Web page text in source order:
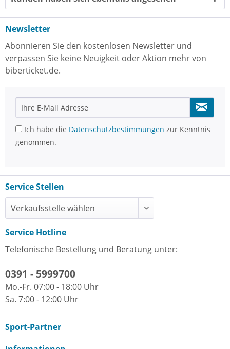
Newsletter
Abonnieren Sie den kostenlosen Newsletter und
verpassen Sie keine Neuigkeit oder Aktion mehr von
biberticket.de.
Ich habe die Datenschutzbestimmungen zur Kenntnis
genommen.
Service Stellen
Service Hotline
Telefonische Bestellung und Beratung unter:
0391 - 5999700
Mo.-Fr. 07:00 - 18:00 Uhr
Sa. 7:00 - 12:00 Uhr
Sport-Partner